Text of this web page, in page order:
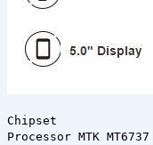
Chipset
Processor MTK